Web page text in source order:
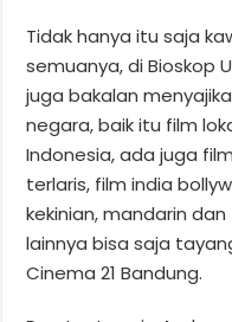
Tidak hanya itu saja
semuanya, di Bioskop
juga bakalan
negara, baik itu film
Indonesia, ada juga
terlaris, film india
kekinian, mandarin
lainnya bisa saja
Cinema 21 Bandung.